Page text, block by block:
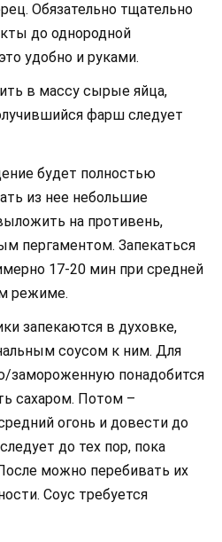
Обязательно тщательно
до однородной
удобно и руками.
в массу сырые яйца,
фарш следует
будет полностью
из нее небольшие
на противень,
пергаментом. Запекаться
17-20 мин при средней
режиме.
запекаются в духовке,
соусом к ним. Для
замороженную понадобится
сахаром. Потом –
огонь и довести до
до тех пор, пока
можно перебивать их
Соус требуется